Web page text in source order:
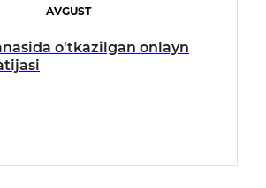
AVGUST
o'tkazilgan onlayn